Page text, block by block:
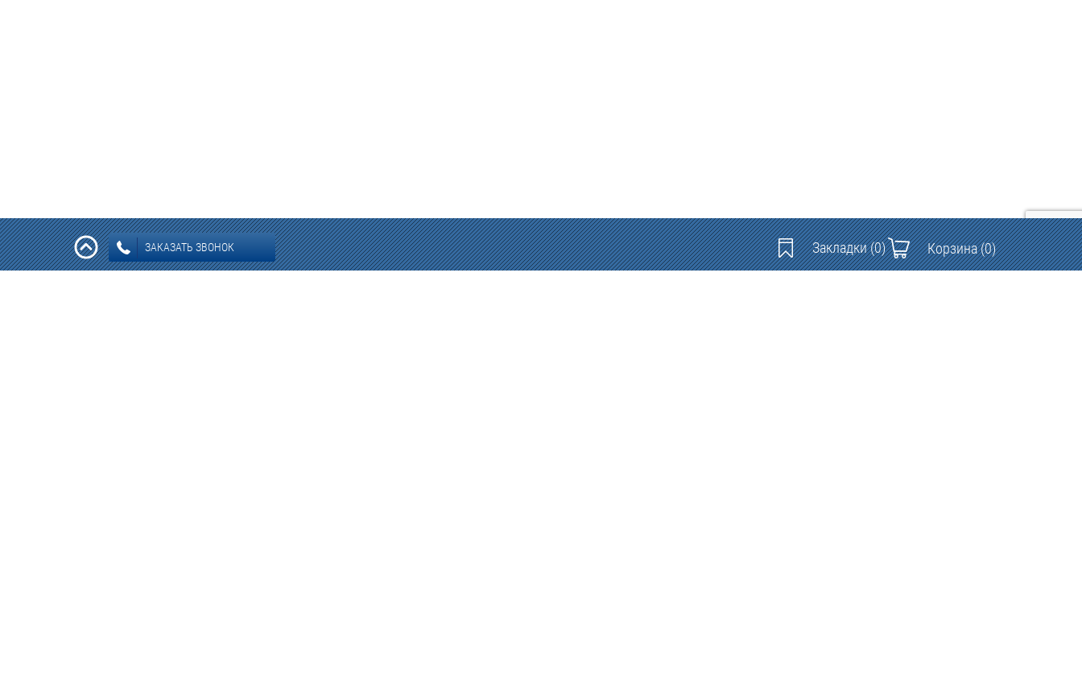
ЗАКАЗАТЬ ЗВОНОК Закладки(0) Корзина(0)